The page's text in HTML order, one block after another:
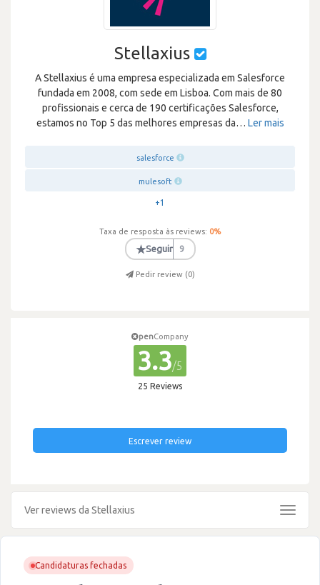
Stellaxius
A Stellaxius é uma empresa especializada em Salesforce
fundada em 2008, com sede em Lisboa. Com mais de 80
profissionais e cerca de 190 certificações Salesforce,
estamos no Top 5 das melhores empresas da… Ler mais
salesforce
mulesoft
+1
Taxa de resposta às reviews: 0%
★Seguir 9
Pedir review (0)
penCompany
3.3/5
25 Reviews
Escrever review
Ver reviews da Stellaxius
Toggle
Candidaturas fechadas